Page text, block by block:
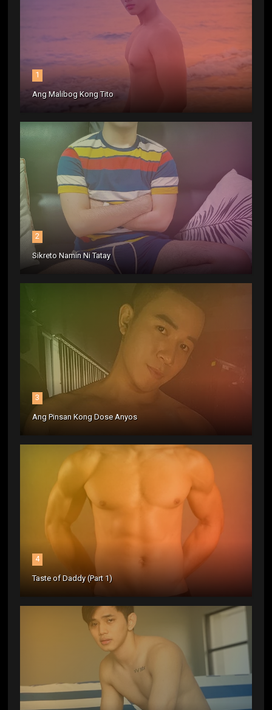
1
Ang Malibog Kong Tito
2
Sikreto Namin Ni Tatay
3
Ang Pinsan Kong Dose Anyos
4
Taste of Daddy (Part 1)